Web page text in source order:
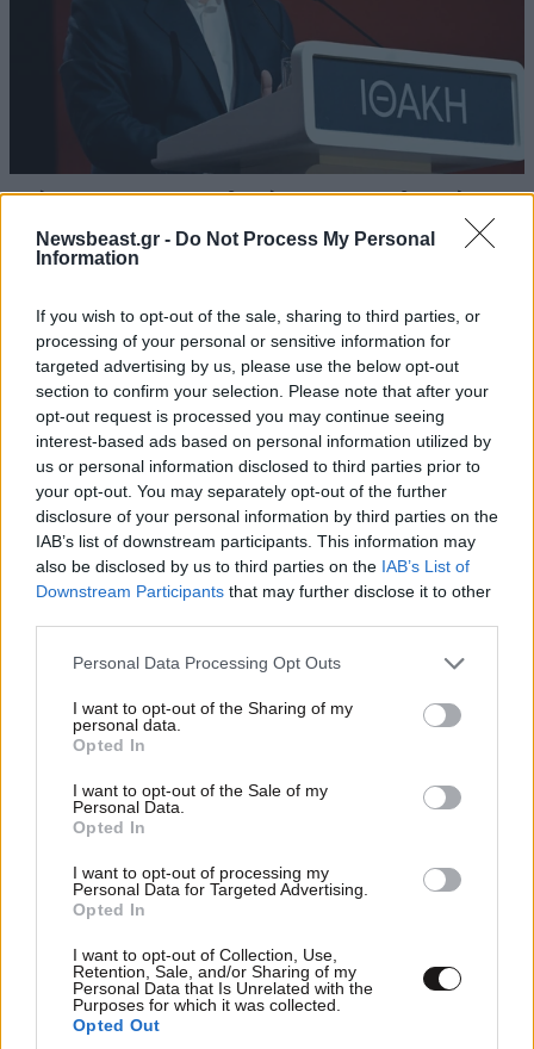
Newsbeast.gr - Do Not Process My Personal
Information
If you wish to opt-out of the sale, sharing to third parties, or
processing of your personal or sensitive information for
targeted advertising by us, please use the below opt-out
section to confirm your selection. Please note that after your
opt-out request is processed you may continue seeing
interest-based ads based on personal information utilized by
us or personal information disclosed to third parties prior to
your opt-out. You may separately opt-out of the further
disclosure of your personal information by third parties on the
IAB’s list of downstream participants. This information may
also be disclosed by us to third parties on the IAB’s List of
Downstream Participants that may further disclose it to other
Please note that this website/app uses one or more Google
not limited to your visit or usage behaviour. You may click to
grant or deny consent to Google and its third-party tags to
use your data for below specified purposes in below Google
consent section.
Personal Data Processing Opt Outs
I want to opt-out of the Sharing of my
personal data.
Opted In
I want to opt-out of the Sale of my
Personal Data.
Opted In
I want to opt-out of processing my
Personal Data for Targeted Advertising.
Opted In
I want to opt-out of Collection, Use,
Retention, Sale, and/or Sharing of my
Personal Data that Is Unrelated with the
Purposes for which it was collected.
Opted Out
Τσίπρας: Στη Θεσσαλονίκη τα αποκαλυπτήρια
του οικονομικού προγράμματος της «ΕΛ.Α.Σ.»
Πρωτοφανείς συνθήκες στη φωτιά της
Αττικοβοιωτίας – Τουρνάς: Δεν κατάφεραν να